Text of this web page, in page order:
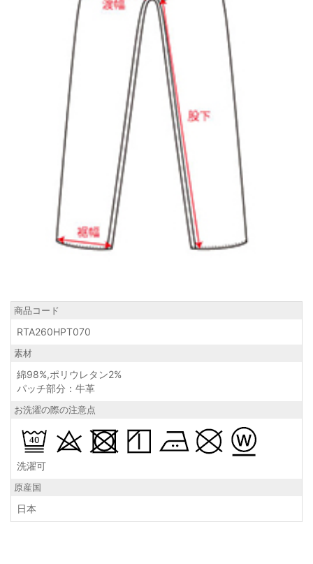
商品コード
RTA260HPT070
素材
綿98%,ポリウレタン2%
パッチ部分：牛革
お洗濯の際の注意点
洗濯可
原産国
日本